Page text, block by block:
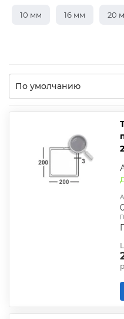
10 мм 16 мм 20